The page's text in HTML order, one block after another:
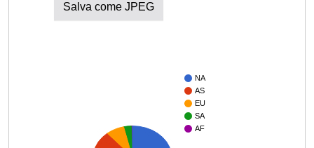
Salva come JPEG
NA
AS
EU
SA
AF